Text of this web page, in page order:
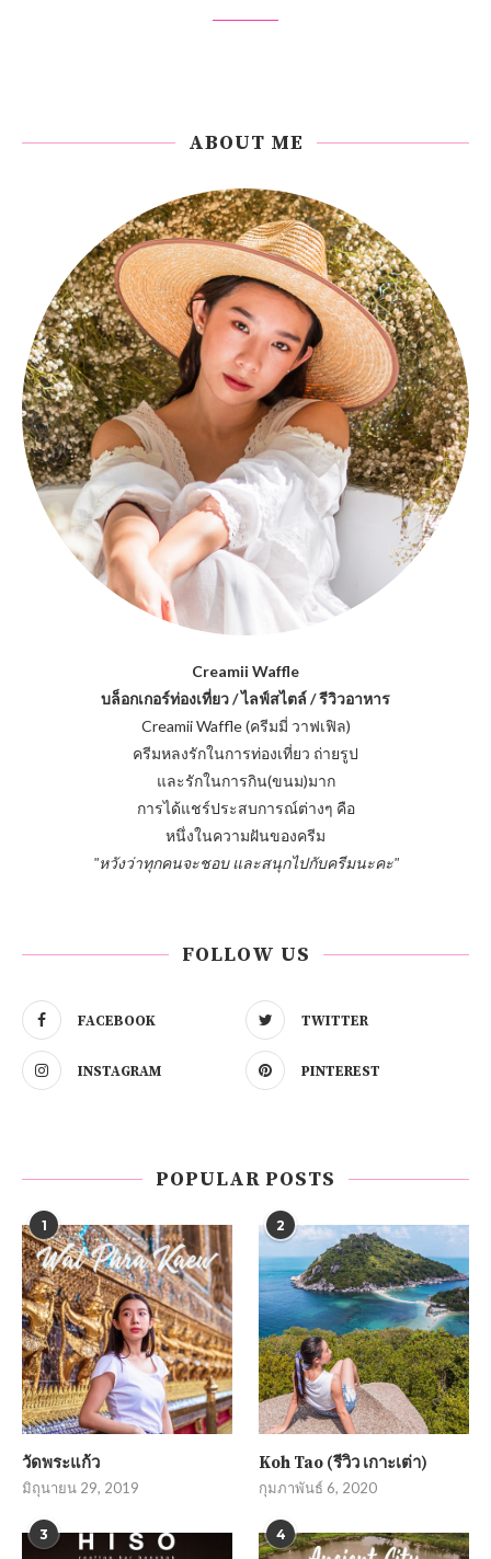
ABOUT ME
Creamii Waffle
บล็อกเกอร์ท่องเที่ยว / ไลฟ์สไตล์ / รีวิวอาหาร
Creamii Waffle (ครีมมี่ วาฟเฟิล)
ครีมหลงรักในการท่องเที่ยว ถ่ายรูป
และรักในการกิน(ขนม)มาก
การได้แชร์ประสบการณ์ต่างๆ คือ
หนึ่งในความฝันของครีม
"หวังว่าทุกคนจะชอบ และสนุกไปกับครีมนะคะ"
FOLLOW US
FACEBOOK TWITTER
INSTAGRAM PINTEREST
POPULAR POSTS
1
วัดพระแก้ว
มิถุนายน 29, 2019
2
Koh Tao (รีวิว เกาะเต่า)
กุมภาพันธ์ 6, 2020
3 4